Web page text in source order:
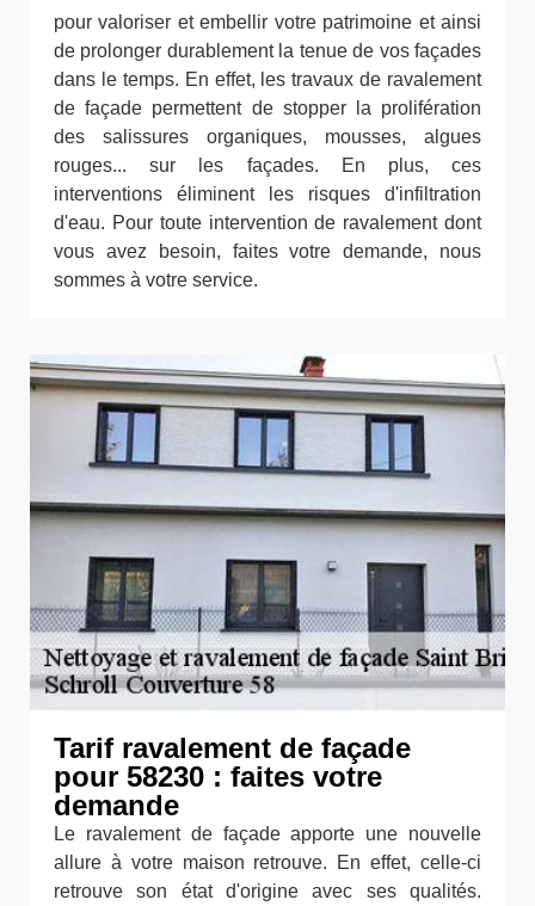
pour valoriser et embellir votre patrimoine et ainsi
de prolonger durablement la tenue de vos façades
dans le temps. En effet, les travaux de ravalement
de façade permettent de stopper la prolifération
des salissures organiques, mousses, algues
rouges... sur les façades. En plus, ces
interventions éliminent les risques d'infiltration
d'eau. Pour toute intervention de ravalement dont
vous avez besoin, faites votre demande, nous
sommes à votre service.
Tarif ravalement de façade
pour 58230 : faites votre
demande
Le ravalement de façade apporte une nouvelle
allure à votre maison retrouve. En effet, celle-ci
retrouve son état d'origine avec ses qualités.